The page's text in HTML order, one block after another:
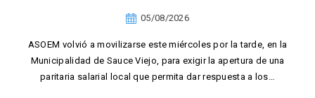
05/08/2026
ASOEM volvió a movilizarse este miércoles por la tarde, en la
Municipalidad de Sauce Viejo, para exigir la apertura de una
paritaria salarial local que permita dar respuesta a los…